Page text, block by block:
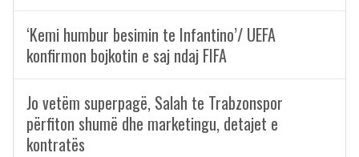
‘Kemi humbur besimin te Infantino’/ UEFA
konfirmon bojkotin e saj ndaj FIFA
Jo vetëm superpagë, Salah te Trabzonspor
përfiton shumë dhe marketingu, detajet e
kontratës